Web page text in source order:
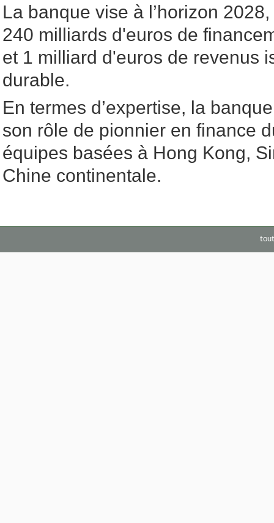
La banque vise à l’horizon
240 milliards d'euros de
et 1 milliard d'euros de revenus
durable.
En termes d’expertise, la
son rôle de pionnier en finance
équipes basées à Hong Kong,
Chine continentale.